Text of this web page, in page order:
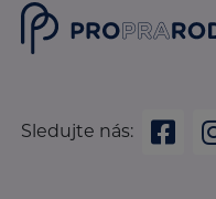
Sledujte nás: